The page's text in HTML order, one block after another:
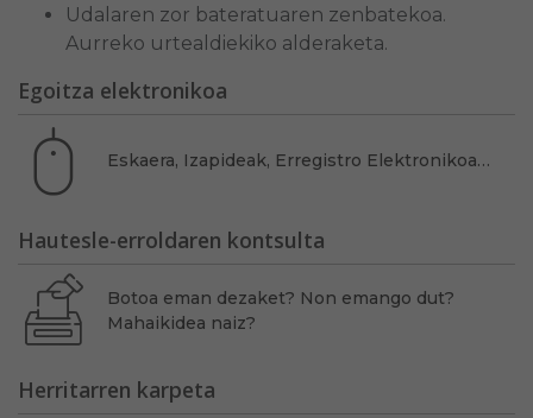
Udalaren zor bateratuaren zenbatekoa.
Aurreko urtealdiekiko alderaketa.
Egoitza elektronikoa
Eskaera, Izapideak, Erregistro Elektronikoa…
Hautesle-erroldaren kontsulta
Botoa eman dezaket? Non emango dut?
Mahaikidea naiz?
Herritarren karpeta